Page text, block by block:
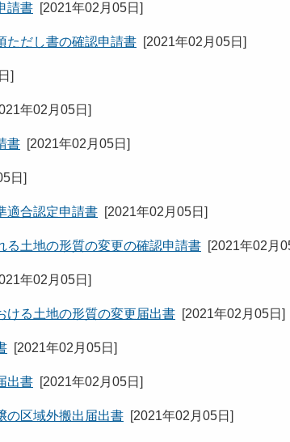
請書 [2021年02月05日 ]
だし書の確認申請書 [2021年02月05日 ]
]
年02月05日 ]
書 [2021年02月05日 ]
日 ]
適合認定申請書 [2021年02月05日 ]
土地の形質の変更の確認申請書 [2021年02月
年02月05日 ]
る土地の形質の変更届出書 [2021年02月05日 ]
[2021年02月05日 ]
出書 [2021年02月05日 ]
の区域外搬出届出書 [2021年02月05日 ]